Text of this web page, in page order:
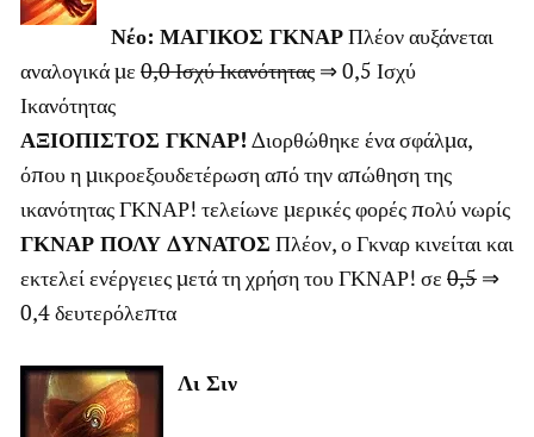
Νέο: ΜΑΓΙΚΟΣ ΓΚΝΑΡΠλέον αυξάνεται
αναλογικά με 0,0 Ισχύ Ικανότητας ⇒ 0,5 Ισχύ
Ικανότητας
ΑΞΙΟΠΙΣΤΟΣ ΓΚΝΑΡ! Διορθώθηκε ένα σφάλμα,
όπου η μικροεξουδετέρωση από την απώθηση της
ικανότητας ΓΚΝΑΡ! τελείωνε μερικές φορές πολύ νωρίς
ΓΚΝΑΡ ΠΟΛΥ ΔΥΝΑΤΟΣ Πλέον, ο Γκναρ κινείται και
εκτελεί ενέργειες μετά τη χρήση του ΓΚΝΑΡ! σε 0,5 ⇒
0,4 δευτερόλεπτα
Λι Σιν